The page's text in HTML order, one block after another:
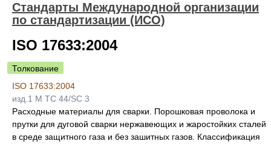
Стандарты Международной организации
по стандартизации (ИСО)
ISO 17633:2004
Толкование
ISO 17633:2004
изд.1 M TC 44/SC 3
Расходные материалы для сварки. Порошковая проволока и
прутки для дуговой сварки нержавеющих и жаростойких сталей
в среде защитного газа и без зашитных газов. Классификация